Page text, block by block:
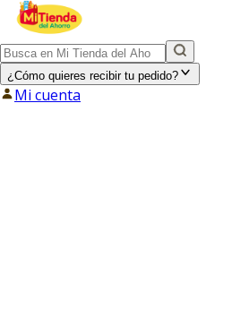
¿Cómo quieres recibir tu pedido?
Mi cuenta